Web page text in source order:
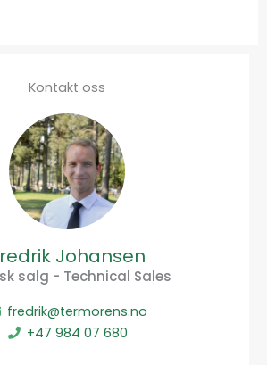
Kontakt oss
Johansen
salg - Technical Sales
fredrik@termorens.no
+47 984 07 680